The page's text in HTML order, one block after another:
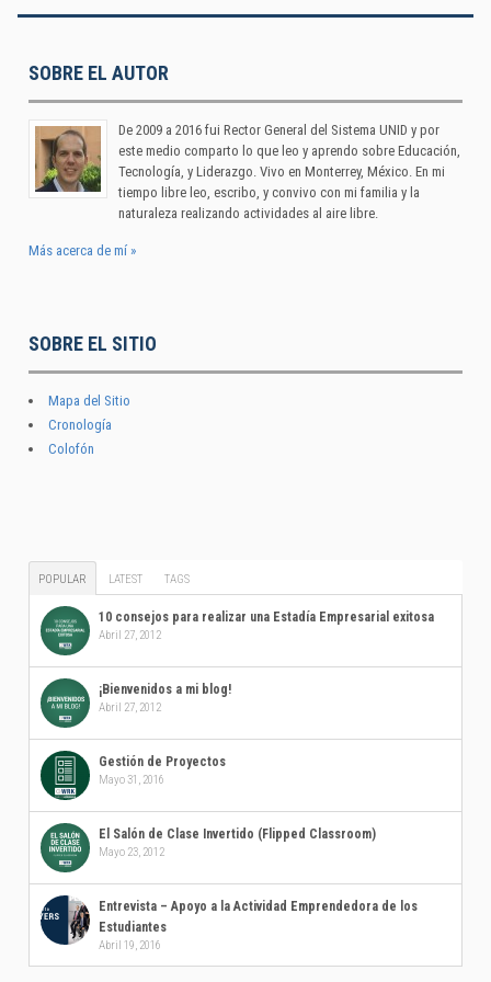
SOBRE EL AUTOR
De 2009 a 2016 fui Rector General del Sistema UNID y por
este medio comparto lo que leo y aprendo sobre Educación,
Tecnología, y Liderazgo. Vivo en Monterrey, México. En mi
tiempo libre leo, escribo, y convivo con mi familia y la
naturaleza realizando actividades al aire libre.
Más acerca de mí »
SOBRE EL SITIO
Mapa del Sitio
Cronología
Colofón
POPULAR LATEST TAGS
10 consejos para realizar una Estadía Empresarial exitosa
Abril 27, 2012
¡Bienvenidos a mi blog!
Abril 27, 2012
Gestión de Proyectos
Mayo 31, 2016
El Salón de Clase Invertido (Flipped Classroom)
Mayo 23, 2012
Entrevista – Apoyo a la Actividad Emprendedora de los
Estudiantes
Abril 19, 2016